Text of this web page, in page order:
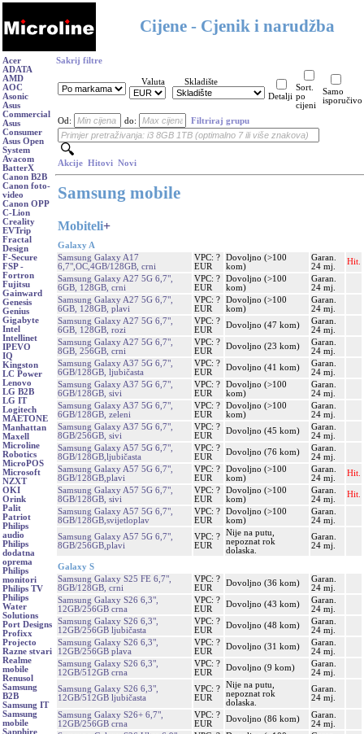
Cijene - Cjenik i narudžba
Acer
ADATA
AMD
AOC
Asonic
Asus
Commercial
Asus
Consumer
Asus Open
System
Avacom
BatterX
Canon B2B
Canon foto-
video
Canon OPP
C-Lion
Creality
EVTrip
Fractal
Design
F-Secure
FSP -
Fortron
Fujitsu
Gainward
Genesis
Genius
Gigabyte
Intel
Intellinet
IPEVO
IQ
Kingston
LC Power
Lenovo
LG B2B
LG IT
Logitech
MAETONE
Manhattan
Maxell
Microline
Robotics
MicroPOS
Microsoft
NZXT
OKI
Orink
Palit
Patriot
Philips
audio
Philips
dodatna
oprema
Philips
monitori
Philips TV
Philips
Water
Solutions
Port Designs
Profixx
Projecto
Razne stvari
Realme
mobile
Renusol
Samsung
B2B
Samsung IT
Samsung
mobile
Sapphire
Sakrij filtre
Valuta
Skladište
Detalji
Sort.
po
cijeni
Samo
isporučivo
Od: do: Filtriraj grupu
Akcije Hitovi Novi
Samsung mobile
Mobiteli+
Galaxy A
Samsung Galaxy A17
6,7",OC,4GB/128GB, crni
VPC: ?
EUR
Dovoljno (>100
kom)
Garan.
24 mj.
Hit.
Samsung Galaxy A27 5G 6,7",
6GB, 128GB, crni
VPC: ?
EUR
Dovoljno (>100
kom)
Garan.
24 mj.
Samsung Galaxy A27 5G 6,7",
6GB, 128GB, plavi
VPC: ?
EUR
Dovoljno (>100
kom)
Garan.
24 mj.
Samsung Galaxy A27 5G 6,7",
6GB, 128GB, rozi
VPC: ?
EUR
Dovoljno (47 kom)
Garan.
24 mj.
Samsung Galaxy A27 5G 6,7",
8GB, 256GB, crni
VPC: ?
EUR
Dovoljno (23 kom)
Garan.
24 mj.
Samsung Galaxy A37 5G 6,7",
6GB/128GB, ljubičasta
VPC: ?
EUR
Dovoljno (41 kom)
Garan.
24 mj.
Samsung Galaxy A37 5G 6,7",
6GB/128GB, sivi
VPC: ?
EUR
Dovoljno (>100
kom)
Garan.
24 mj.
Samsung Galaxy A37 5G 6,7",
6GB/128GB, zeleni
VPC: ?
EUR
Dovoljno (>100
kom)
Garan.
24 mj.
Samsung Galaxy A37 5G 6,7",
8GB/256GB, sivi
VPC: ?
EUR
Dovoljno (45 kom)
Garan.
24 mj.
Samsung Galaxy A57 5G 6,7",
8GB/128GB,ljubičasta
VPC: ?
EUR
Dovoljno (76 kom)
Garan.
24 mj.
Samsung Galaxy A57 5G 6,7",
8GB/128GB,plavi
VPC: ?
EUR
Dovoljno (>100
kom)
Garan.
24 mj.
Hit.
Samsung Galaxy A57 5G 6,7",
8GB/128GB, sivi
VPC: ?
EUR
Dovoljno (>100
kom)
Garan.
24 mj.
Hit.
Samsung Galaxy A57 5G 6,7",
8GB/128GB,svijetloplav
VPC: ?
EUR
Dovoljno (>100
kom)
Garan.
24 mj.
Samsung Galaxy A57 5G 6,7",
8GB/256GB,plavi
VPC: ?
EUR
Nije na putu,
nepoznat rok
dolaska.
Garan.
24 mj.
Galaxy S
Samsung Galaxy S25 FE 6,7",
8GB/128GB, crni
VPC: ?
EUR
Dovoljno (36 kom)
Garan.
24 mj.
Samsung Galaxy S26 6,3",
12GB/256GB crna
VPC: ?
EUR
Dovoljno (43 kom)
Garan.
24 mj.
Samsung Galaxy S26 6,3",
12GB/256GB ljubičasta
VPC: ?
EUR
Dovoljno (48 kom)
Garan.
24 mj.
Samsung Galaxy S26 6,3",
12GB/256GB plava
VPC: ?
EUR
Dovoljno (31 kom)
Garan.
24 mj.
Samsung Galaxy S26 6,3",
12GB/512GB crna
VPC: ?
EUR
Dovoljno (9 kom)
Garan.
24 mj.
Samsung Galaxy S26 6,3",
12GB/512GB ljubičasta
VPC: ?
EUR
Nije na putu,
nepoznat rok
dolaska.
Garan.
24 mj.
Samsung Galaxy S26+ 6,7",
12GB/256GB crna
VPC: ?
EUR
Dovoljno (86 kom)
Garan.
24 mj.